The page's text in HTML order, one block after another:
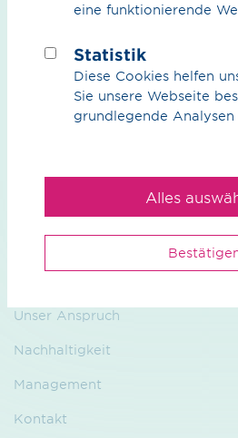
Was können wir für Sie
Unser Anspruch
Nachhaltigkeit
Management
Kontakt
eine funktionierende
Statistik
Diese Cookies helfen
Sie unsere Webseite
grundlegende Analysen
Alles